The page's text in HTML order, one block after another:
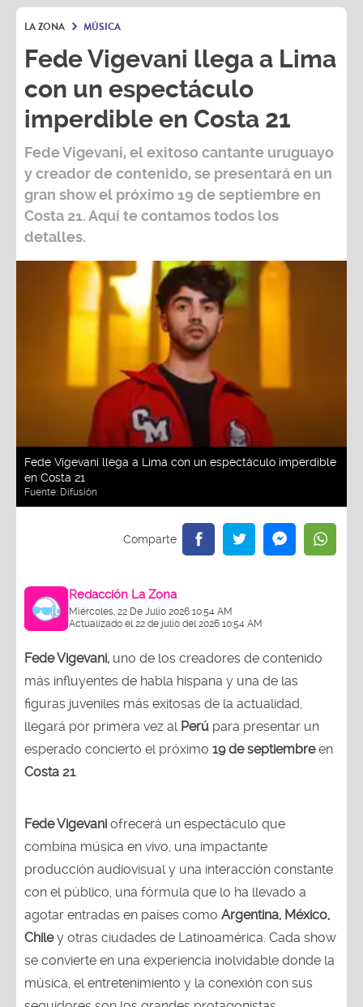
LA ZONA MÚSICA
Fede Vigevani llega a Lima
con un espectáculo
imperdible en Costa 21
Fede Vigevani, el exitoso cantante uruguayo
y creador de contenido, se presentará en un
gran show el próximo 19 de septiembreen
Costa 21. Aquí te contamos todos los
detalles.
Fede Vigevani llega a Lima con un espectáculo imperdible
en Costa 21
Fuente: Difusión
Redacción La Zona
Miércoles, 22 De Julio 2026 10:54 AM
Actualizado el 22 de julio del 2026 10:54 AM
Fede Vigevani, uno de los creadores de contenido
más influyentes de habla hispana y una de las
figuras juveniles más exitosas de la actualidad,
llegará por primera vez al Perú para presentar un
esperado concierto el próximo 19 de septiembreen
Costa 21.
Fede Vigevani ofrecerá un espectáculo que
combina música en vivo, una impactante
producción audiovisual y una interacción constante
con el público, una fórmula que lo ha llevado a
agotar entradas en países como Argentina, México,
Chiley otras ciudades de Latinoamérica. Cada show
se convierte en una experiencia inolvidable donde la
música, el entretenimiento y la conexión con sus